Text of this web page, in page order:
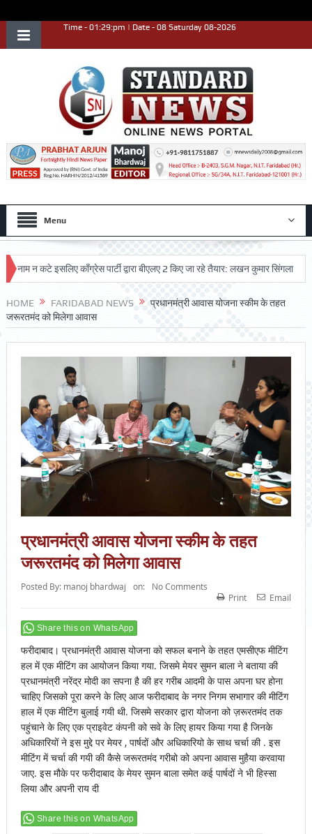
Time - 01:29:pm | Date - 08 Saturday 08-2026
Menu
न कटे इसलिए काँग्रेस पार्टी द्वारा बीएलए 2 किए जा रहे तैयार: लखन कुमार सिंगला
HOME FARIDABAD NEWS
प्रधानमंत्री आवास योजना स्कीम के तहत
जरूरतमंद को मिलेगा आवास
प्रधानमंत्री आवास योजना स्कीम के तहत
जरूरतमंद को मिलेगा आवास
Posted By: manoj bhardwaj on:
No Comments
Print
Email
Share this on WhatsApp
फरीदाबाद। प्रधानमंत्री आवास योजना को सफल बनाने के तहत एमसीएफ मीटिंग
हल में एक मीटिंग का आयोजन किया गया. जिसमे मेयर सुमन बाला ने बताया की
प्रधानमंत्री नरेंद्र मोदी का सपना है की हर गरीब आदमी के पास अपना घर होना
चाहिए जिसको पूरा करने के लिए आज फरीदाबाद के नगर निगम सभागार की मीटिंग
हाल में एक मीटिंग बुलाई गयी थी. जिसमे सरकार द्वारा योजना को ज़रूरतमंद तक
पहुंचाने के लिए एक प्राइवेट कंपनी को सवे के लिए हायर किया गया है जिनके
अधिकारियों ने इस मुद्दे पर मेयर , पार्षदों और अधिकारियो के साथ चर्चा की . इस
मीटिंग में चर्चा की गयी की कैसे जरूरतमंद गरीबो को अपना आवास मुहैया करवाया
जाए. इस मौके पर फरीदाबाद के मेयर सुमन बाला समेत कई पार्षदों ने भी हिस्सा
लिया और अपनी राय दी
Share this on WhatsApp